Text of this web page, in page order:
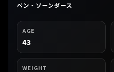
ベン・ソーンダース
AGE
43
WEIGHT